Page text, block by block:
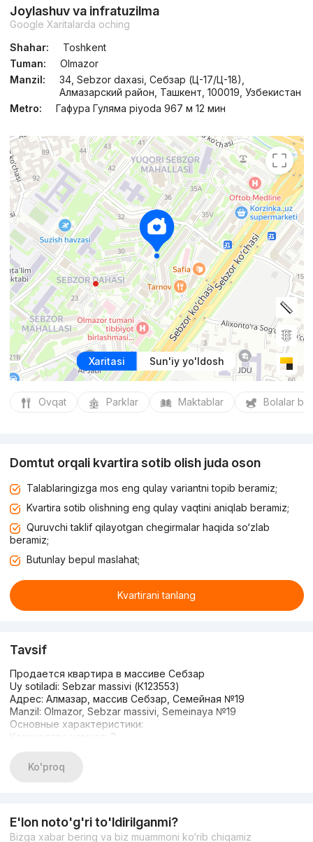
Joylashuv va infratuzilma
Google Xaritalarda oching
Shahar:
Toshkent
Tuman:
Olmazor
Manzil:
34, Sebzor daxasi, Себзар (Ц-17/Ц-18),
Алмазарский район, Ташкент, 100019, Узбекистан
Metro:
Гафура Гуляма piyoda 967 м 12 мин
Xaritasi Sun'iy yo'ldosh
Ovqat Parklar Maktablar Bolalar
Domtut orqali kvartira sotib olish juda oson
Talablaringizga mos eng qulay variantni topib beramiz;
Kvartira sotib olishning eng qulay vaqtini aniqlab beramiz;
Quruvchi taklif qilayotgan chegirmalar haqida so‘zlab
beramiz;
Butunlay bepul maslahat;
Kvartirani tanlang
Tavsif
Продается квартира в массиве Себзар
Uy sotiladi: Sebzar massivi (К123553)
Адрес: Алмазар, массив Себзар, Семейная №19
Manzil: Olmazor, Sebzar massivi, Semeinaya №19
Основные характеристики:
Количество комнат: 3
Этаж: 5
Qavat: 5
Maydon: 72 kv.m
Балкон: 2 балкона
Ko'proq
E'lon noto'g'ri to'ldirilganmi?
Bizga xabar bering va biz muammoni ko‘rib chiqamiz